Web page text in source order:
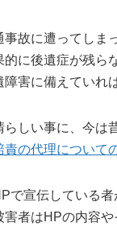
事故に遭ってしま
的に後遺症が残ら
障害に備えていれ
らしい事に、今は
責の代理について
で宣伝している
害者はHPの内容